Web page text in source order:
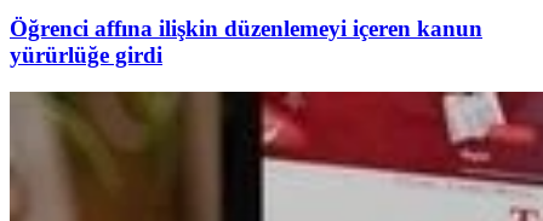
Öğrenci affına ilişkin düzenlemeyi içeren kanun
yürürlüğe girdi